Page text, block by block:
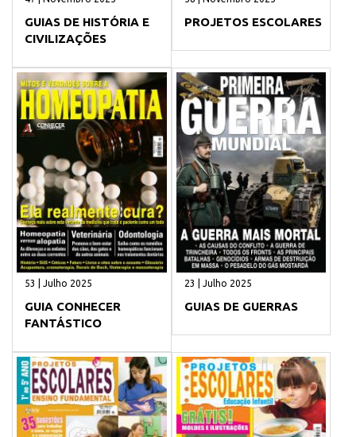
GUIAS DE HISTÓRIA E
CIVILIZAÇÕES
PROJETOS ESCOLARES
53 | Julho 2025
GUIA CONHECER
FANTÁSTICO
23 | Julho 2025
GUIAS DE GUERRAS